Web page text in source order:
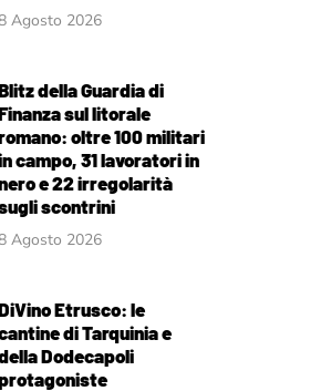
Agosto 2026
della Guardia di
sul litorale
oltre 100 militari
campo, 31 lavoratori in
e 22 irregolarità
scontrini
Agosto 2026
Etrusco: le
di Tarquinia e
Dodecapoli